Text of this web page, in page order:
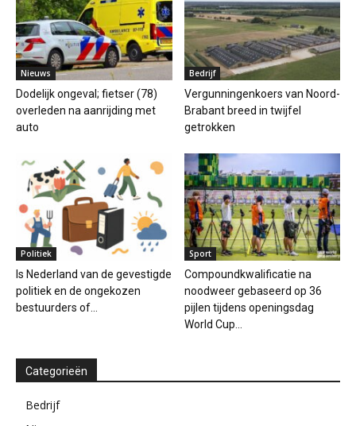
Nieuws
Dodelijk ongeval; fietser (78)
overleden na aanrijding met
auto
Bedrijf
Vergunningenkoers van Noord-
Brabant breed in twijfel
getrokken
Politiek
Is Nederland van de gevestigde
politiek en de ongekozen
bestuurders of...
Sport
Compoundkwalificatie na
noodweer gebaseerd op 36
pijlen tijdens openingsdag
World Cup...
Categorieën
Bedrijf